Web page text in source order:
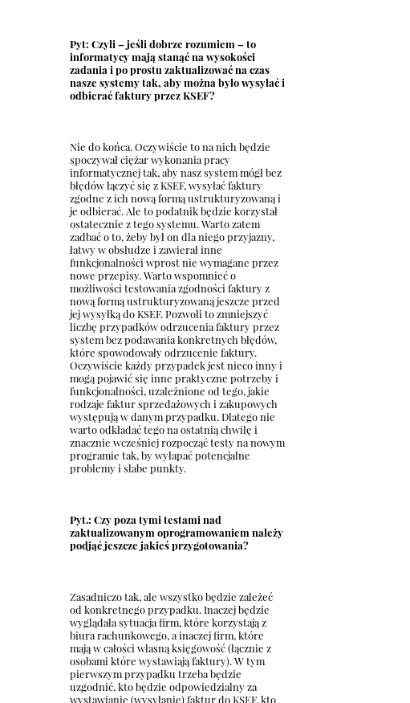
Pyt: Czyli – jeśli dobrze rozumiem – to
informatycy mają stanąć na wysokości
zadania i po prostu zaktualizować na czas
nasze systemy tak, aby można było wysyłać i
odbierać faktury przez KSEF?
Nie do końca. Oczywiście to na nich będzie
spoczywał ciężar wykonania pracy
informatycznej tak, aby nasz system mógł bez
błędów łączyć się z KSEF, wysyłać faktury
zgodne z ich nową formą ustrukturyzowaną i
je odbierać. Ale to podatnik będzie korzystał
ostatecznie z tego systemu. Warto zatem
zadbać o to, żeby był on dla niego przyjazny,
łatwy w obsłudze i zawierał inne
funkcjonalności wprost nie wymagane przez
nowe przepisy. Warto wspomnieć o
możliwości testowania zgodności faktury z
nową formą ustrukturyzowaną jeszcze przed
jej wysyłką do KSEF. Pozwoli to zmniejszyć
liczbę przypadków odrzucenia faktury przez
system bez podawania konkretnych błędów,
które spowodowały odrzucenie faktury.
Oczywiście każdy przypadek jest nieco inny i
mogą pojawić się inne praktyczne potrzeby i
funkcjonalności, uzależnione od tego, jakie
rodzaje faktur sprzedażowych i zakupowych
występują w danym przypadku. Dlatego nie
warto odkładać tego na ostatnią chwilę i
znacznie wcześniej rozpocząć testy na nowym
programie tak, by wyłapać potencjalne
problemy i słabe punkty.
Pyt.: Czy poza tymi testami nad
zaktualizowanym oprogramowaniem należy
podjąć jeszcze jakieś przygotowania?
Zasadniczo tak, ale wszystko będzie zależeć
od konkretnego przypadku. Inaczej będzie
wyglądała sytuacja firm, które korzystają z
biura rachunkowego, a inaczej firm, które
mają w całości własną księgowość (łącznie z
osobami które wystawiają faktury). W tym
pierwszym przypadku trzeba będzie
uzgodnić, kto będzie odpowiedzialny za
wystawianie (wysyłanie) faktur do KSEF, kto